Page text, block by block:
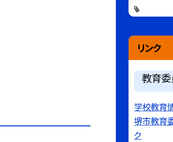
リンク
教育委
学校教育
堺市教育
ク